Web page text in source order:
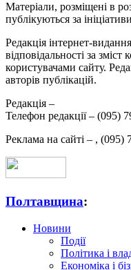
Матеріали, розміщені в
публікуються за
Редакція інтернет-
відповідальності за
користувачами сайту.
авторів публікацій.
Редакція –
Телефон редакції – (095)
Реклама на сайті – , (095)
Полтавщина:
Новини
Події
Політика і
Економіка і